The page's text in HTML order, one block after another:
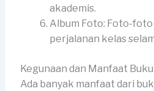
akademis.
Album Foto: Foto-
perjalanan kelas
Kegunaan dan Manfaat
Ada banyak manfaat dari